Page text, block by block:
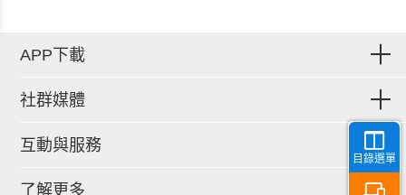
目錄選單
APP下載
社群媒體
互動與服務
了解更多